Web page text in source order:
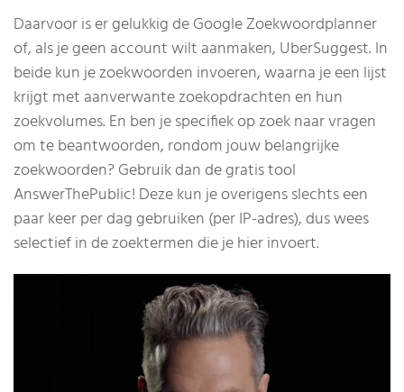
Daarvoor is er gelukkig de Google Zoekwoordplanner
of, als je geen account wilt aanmaken, UberSuggest. In
beide kun je zoekwoorden invoeren, waarna je een lijst
krijgt met aanverwante zoekopdrachten en hun
zoekvolumes. En ben je specifiek op zoek naar vragen
om te beantwoorden, rondom jouw belangrijke
zoekwoorden? Gebruik dan de gratis tool
AnswerThePublic! Deze kun je overigens slechts een
paar keer per dag gebruiken (per IP-adres), dus wees
selectief in de zoektermen die je hier invoert.